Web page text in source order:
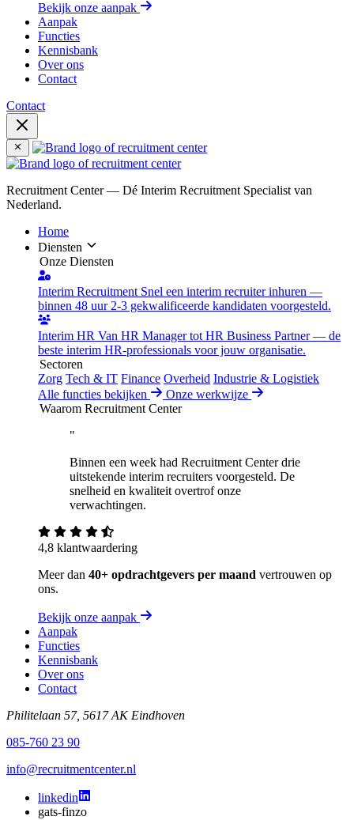
Bekijk onze aanpak
Aanpak
Functies
Kennisbank
Over ons
Contact
Contact
Recruitment Center — Dé Interim Recruitment Specialist van
Nederland.
Home
Diensten
Onze Diensten
Interim Recruitment Snel een interim recruiter inhuren —
binnen 48 uur 2-3 gekwalificeerde kandidaten voorgesteld.
Interim HR Van HR Manager tot HR Business Partner — de
beste interim HR-professionals voor jouw organisatie.
Sectoren
Zorg Tech & IT Finance Overheid Industrie & Logistiek
Alle functies bekijken
Onze werkwijze
Waarom Recruitment Center
"
Binnen een week had Recruitment Center drie
uitstekende interim recruiters voorgesteld. De
snelheid en kwaliteit overtrof onze
verwachtingen.
4,8 klantwaardering
Meer dan 40+ opdrachtgevers per maand vertrouwen op
ons.
Bekijk onze aanpak
Aanpak
Functies
Kennisbank
Over ons
Contact
Philitelaan 57, 5617 AK Eindhoven
085-760 23 90
info@recruitmentcenter.nl
linkedin
gats-finzo